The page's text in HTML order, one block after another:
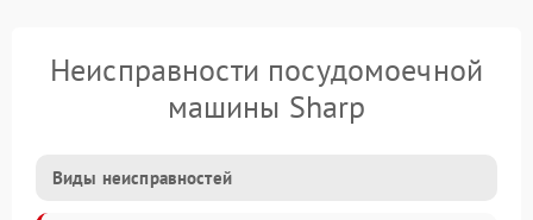
Неисправности посудомоечной
машины Sharp
Виды неисправностей